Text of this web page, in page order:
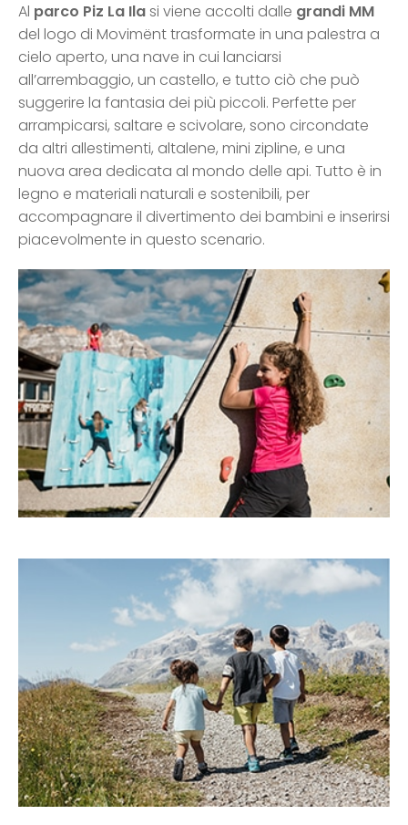
Al parco Piz La Ilasi viene accolti dalle grandi MM
del logo di Movimënt trasformate in una palestra a
cielo aperto, una nave in cui lanciarsi
all’arrembaggio, un castello, e tutto ciò che può
suggerire la fantasia dei più piccoli. Perfette per
arrampicarsi, saltare e scivolare, sono circondate
da altri allestimenti, altalene, mini zipline, e una
nuova area dedicata al mondo delle api. Tutto è in
legno e materiali naturali e sostenibili, per
accompagnare il divertimento dei bambini e inserirsi
piacevolmente in questo scenario.